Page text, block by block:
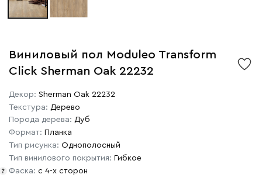
Виниловый пол Moduleo Transform
Click Sherman Oak 22232
Декор: Sherman Oak 22232
Текстура: Дерево
Порода дерева: Дуб
Формат: Планка
Тип рисунка: Однополосный
Тип винилового покрытия: Гибкое
? Фаска: с 4-х сторон